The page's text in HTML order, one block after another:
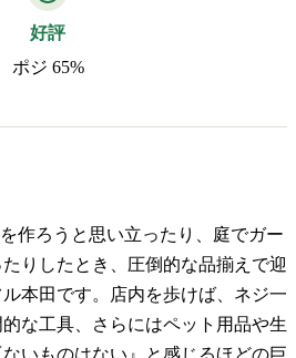
好評
ポジ 65%
作ろうと思い立ったり、庭でガー
りしたとき、圧倒的な品揃えで迎
本田です。店内を歩けば、ネジ一
な工具、さらにはペット用品や生
いものはない』と感じるほどの巨